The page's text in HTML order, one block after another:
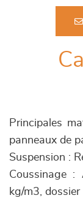
Principales
panneaux de
Suspension :
Coussinage
kg/m3,